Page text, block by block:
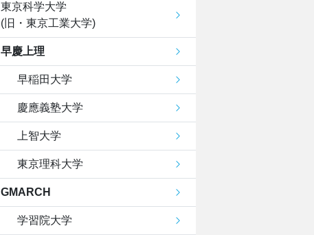
東京科学大学
(旧・東京工業大学)
早慶上理
早稲田大学
慶應義塾大学
上智大学
東京理科大学
GMARCH
学習院大学